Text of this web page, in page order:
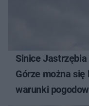
Sinice
Górze można się
warunki